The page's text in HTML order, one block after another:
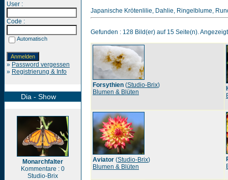
User :
Code :
Automatisch
» Password vergessen
» Registrierung & Info
Dia - Show
Monarchfalter
Kommentare : 0
Studio-Brix
Japanische Krötenlilie, Dahlie, Ringelblume,
Gefunden : 128 Bild(er) auf 15 Seite(n).
Forsythien (Studio-Brix)
Blumen & Blüten
Aviator (Studio-Brix)
Blumen & Blüten